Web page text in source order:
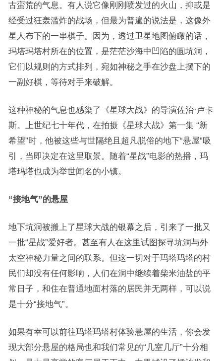
古蛮荒的气息。有人说它像刚刚喷发过的火山，抑或是
经受过狂轰滥炸的战场，但最为普遍的说法是，这像外
星人布下的一串棋子。因为，透过卫星地图俯瞰的话，
玛塔玛塔村所在的位置，是茫茫沙海中凹陷的圆坑洞，
它们以规则的方式排列，宛如神秘之手在沙盘上摆下的
一副好棋，等待对手来破解。
这种神秘的气息也感染了《星球大战》的导演佐治·卢卡
斯。上世纪七十年代，在拍摄《星球大战》第一集 “新
希望”时，他被这些与世隔绝且超凡脱俗的地下“悬屋”吸
引，当即决定在这里取景。随着“星战”电影的热播，玛
塔玛塔也成为举世闻名的小镇。
“接地气”的悬屋
地下坑洞被搬上了星球大战的银幕之后，引来了一批又
一批“星战”爱好者。甚至有人在这里试图探寻坑洞与外
太空神秘力量之间的联系。但这一切对于玛塔玛塔的村
民们却没有任何影响，人们在洞中继续着柴米油盐的平
常日子，和住在普通地面村落的居民并无两样，可以说
是十分“接地气”。
如果有幸可以前往玛塔玛塔村体验悬屋的生活，你会发
现大部分悬屋的格局也和我们常见的“几室几厅”十分相